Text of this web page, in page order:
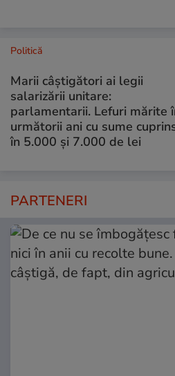
Politică
Marii câștigători ai legii
salarizării unitare:
parlamentarii. Lefuri mărite
următorii ani cu sume
în 5.000 și 7.000 de lei
PARTENERI